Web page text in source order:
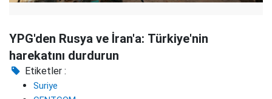
YPG'den Rusya ve İran'a: Türkiye'nin
harekatını durdurun
Etiketler :
Suriye